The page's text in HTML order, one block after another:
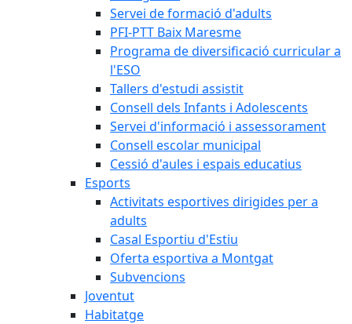
Servei de formació d'adults
PFI-PTT Baix Maresme
Programa de diversificació curricular a
l'ESO
Tallers d'estudi assistit
Consell dels Infants i Adolescents
Servei d'informació i assessorament
Consell escolar municipal
Cessió d'aules i espais educatius
Esports
Activitats esportives dirigides per a
adults
Casal Esportiu d'Estiu
Oferta esportiva a Montgat
Subvencions
Joventut
Habitatge